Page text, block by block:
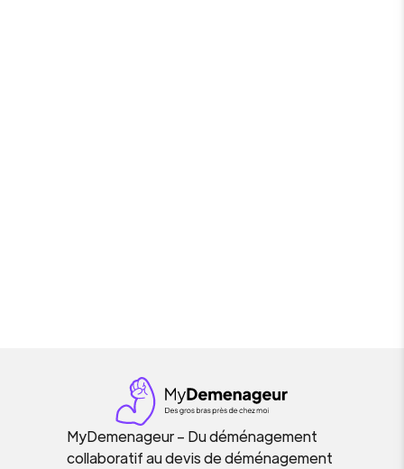
MyDemenageur – Du déménagement
collaboratif au devis de déménagement